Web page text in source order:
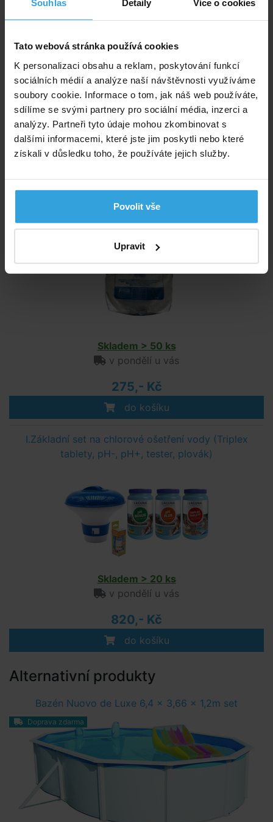
Souhlas Detaily Více o cookies
Tato webová stránka používá cookies
K personalizaci obsahu a reklam, poskytování funkcí
sociálních médií a analýze naší návštěvnosti využíváme
soubory cookie. Informace o tom, jak náš web používáte,
sdílíme se svými partnery pro sociální média, inzerci a
analýzy. Partneři tyto údaje mohou zkombinovat s
dalšími informacemi, které jste jim poskytli nebo které
získali v důsledku toho, že používáte jejich služby.
Povolit vše
Upravit
Návod Nuovo de Luxe OVÁL
Výrobce: Steinbach International GmbH, L. Steinbach Platz 1, 4311
Filtrační písek 25kg
Skladem > 50 ks
v pondělí u vás
275,- Kč
do košíku
I.Základní set na chlorové ošetření vody (Triplex
tablety, pH-, pH+, tester, plovák)
Skladem > 20 ks
v pondělí u vás
820,- Kč
do košíku
Alternativní produkty
Bazén Nuovo de Luxe 6,4 x 3,66 x 1,2m set
Doprava zdarma